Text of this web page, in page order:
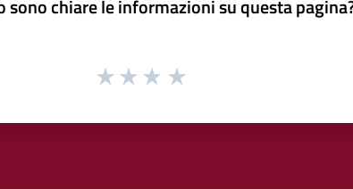
sono chiare le informazioni su questa